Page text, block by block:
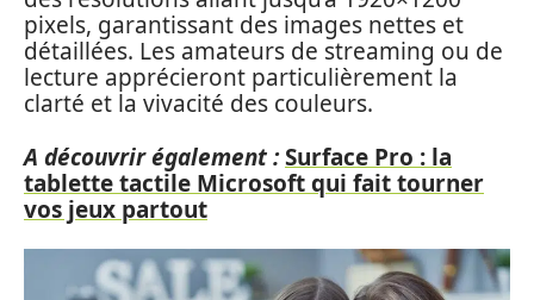
pixels, garantissant des images nettes et
détaillées. Les amateurs de streaming ou de
lecture apprécieront particulièrement la
clarté et la vivacité des couleurs.
A découvrir également :Surface Pro : la
tablette tactile Microsoft qui fait tourner
vos jeux partout